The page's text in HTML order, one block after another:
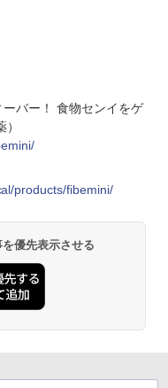
バー！ 食物センイをゲ
products/fibemini/
優先表示させる